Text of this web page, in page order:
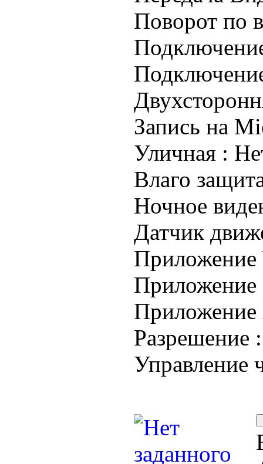
Поворот по
Запись на
Уличная :
Влаго
Ночное
Датчик
Разрешение
Управление